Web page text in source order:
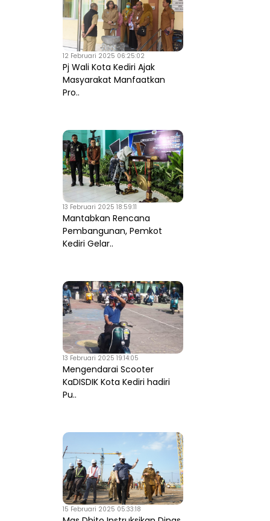
12 Februari 2025 06:25:02
Pj Wali Kota Kediri Ajak
Masyarakat Manfaatkan
Pro..
13 Februari 2025 18:59:11
Mantabkan Rencana
Pembangunan, Pemkot
Kediri Gelar..
13 Februari 2025 19:14:05
Mengendarai Scooter
KaDISDIK Kota Kediri hadiri
Pu..
15 Februari 2025 05:33:18